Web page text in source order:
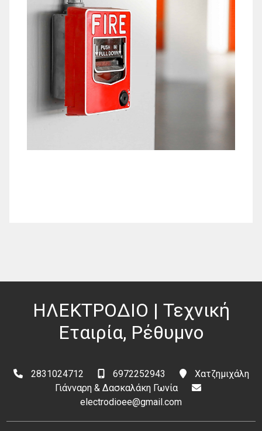
ΗΛΕΚΤΡΟΔΙΟ | Τεχνική
Εταιρία, Ρέθυμνο
2831024712 6972252943
Χατζημιχάλη
Γιάνναρη & Δασκαλάκη Γωνία
electrodioee@gmail.com